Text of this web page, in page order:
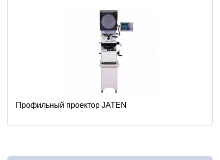
Профильный проектор JATEN